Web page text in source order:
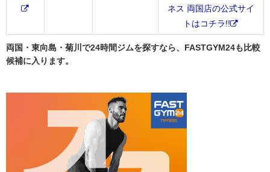
ネス 両国店の公式サイ
トはコチラ!!
両国・東向島・菊川で24時間ジムを探すなら、FASTGYM24も比較
候補に入ります。